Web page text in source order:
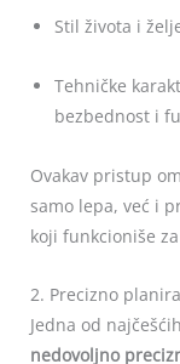
Stil života i
Tehničke
bezbednost i
Ovakav pristup
samo lepa, već i
koji funkcioniše
2. Precizno
Jedna od
nedovoljno